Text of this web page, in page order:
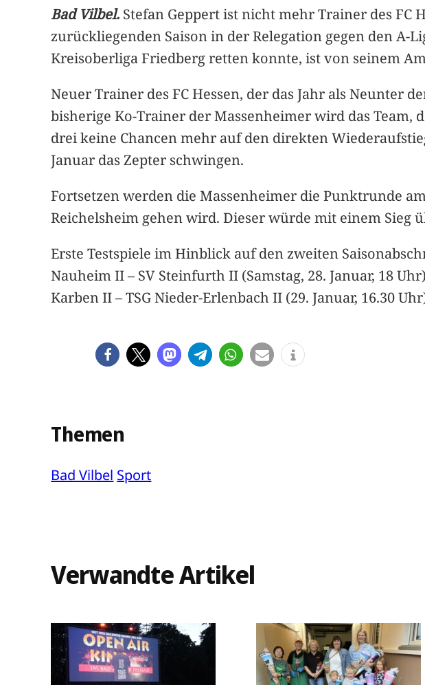
Bad Vilbel. Stefan Geppert ist nicht mehr Trainer des FC
zurückliegenden Saison in der Relegation gegen den A-
Kreisoberliga Friedberg retten konnte, ist von seinem
Neuer Trainer des FC Hessen, der das Jahr als Neunter
bisherige Ko-Trainer der Massenheimer wird das
drei keine Chancen mehr auf den direkten
Januar das Zepter schwingen.
Fortsetzen werden die Massenheimer die Punktrunde
Reichelsheim gehen wird. Dieser würde mit einem Sieg
Erste Testspiele im Hinblick auf den zweiten
Nauheim II – SV Steinfurth II (Samstag, 28. Januar, 18
Karben II – TSG Nieder-Erlenbach II (29. Januar, 16.30
Themen
Bad Vilbel Sport
Verwandte Artikel